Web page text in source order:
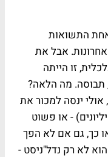
אחת התשואות
אבל את
זו הייתה
תבוסה. מה הלאה?
אולי ינסה למכור את
- או פשוט
כך, גם אם לא הפך
לא רק נדל"ניסט -